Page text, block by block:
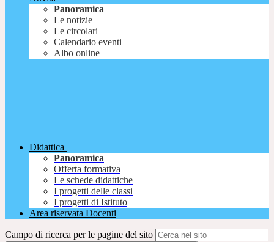
Panoramica
Le notizie
Le circolari
Calendario eventi
Albo online
Didattica
Panoramica
Offerta formativa
Le schede didattiche
I progetti delle classi
I progetti di Istituto
Area riservata Docenti
Campo di ricerca per le pagine del sito